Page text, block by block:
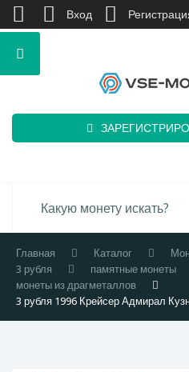
Главная Каталог
3 рубля
памятные монеты
монеты из драгметаллов
3 рубля 1996 Крейсер Адмирал
Вход